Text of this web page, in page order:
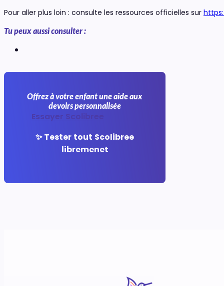
Pour aller plus loin : consulte les ressources officielles sur
Tu peux aussi consulter :
Offrez à votre enfant une aide aux
devoirs personnalisée
Essayer Scolibree
✨ Tester tout Scolibree
libremenet